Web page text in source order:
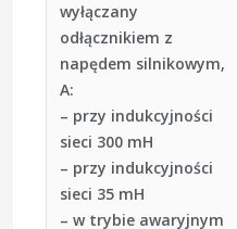
wyłączany
odłącznikiem z
napędem silnikowym,
A:
– przy indukcyjności
sieci 300 mH
– przy indukcyjności
sieci 35 mH
– w trybie awaryjnym